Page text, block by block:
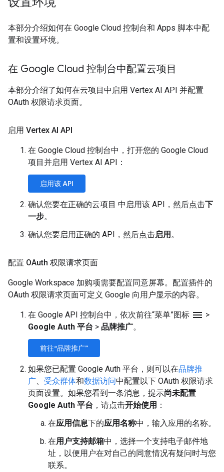
本部分介绍如何在 Google Cloud 控制台和 Apps 脚本中配
置和设置环境。
在 Google Cloud 控制台中配置云项目
本部分介绍了如何在云项目中启用 Vertex AI API 并配置
OAuth 权限请求页面。
启用 Vertex AI API
在 Google Cloud 控制台中，打开您的 Google Cloud
项目并启用 Vertex AI API：
启用该 API
确认您要在正确的云项目 中启用该 API，然后点击下
一步。
确认您要启用正确的 API，然后点击启用 。
配置 OAuth 权限请求页面
Google Workspace 加购项需要配置同意屏幕。配置插件的
OAuth 权限请求页面可定义 Google 向用户显示的内容。
在 Google API 控制台中，依次前往“菜单”图标 menu >
Google Auth 平台 > 品牌推广。
前往“品牌推广”
如果您已配置 Google Auth 平台，则可以在品牌推
广
受众群体和数据访问中配置以下 OAuth 权限请求
页面设置。如果您看到一条消息，提示尚未配置
Google Auth 平台 ，请点击开始使用 ：
在应用信息下的应用名称中，输入应用的名称。
在用户支持邮箱中，选择一个支持电子邮件地
址，以便用户在对自己的同意情况有疑问时与您
联系。